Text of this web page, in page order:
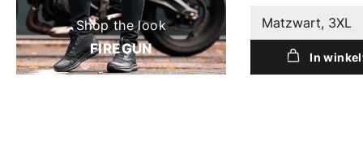
Shop the look
FIREGUN
Matzwart, 3XL
In